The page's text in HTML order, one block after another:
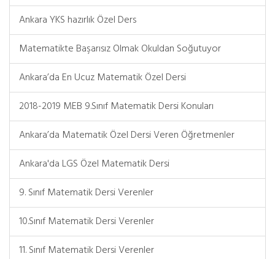
Ankara YKS hazırlık Özel Ders
Matematikte Başarısız Olmak Okuldan Soğutuyor
Ankara’da En Ucuz Matematik Özel Dersi
2018-2019 MEB 9.Sınıf Matematik Dersi Konuları
Ankara’da Matematik Özel Dersi Veren Öğretmenler
Ankara'da LGS Özel Matematik Dersi
9. Sınıf Matematik Dersi Verenler
10.Sınıf Matematik Dersi Verenler
11. Sınıf Matematik Dersi Verenler